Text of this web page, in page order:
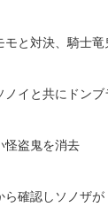
モと対決、騎士竜
イと共にドンブ
怪盗鬼を消去
ら確認しソノザ